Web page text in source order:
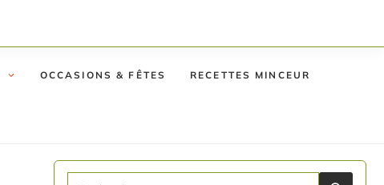
OCCASIONS & FÊTES RECETTES MINCEUR